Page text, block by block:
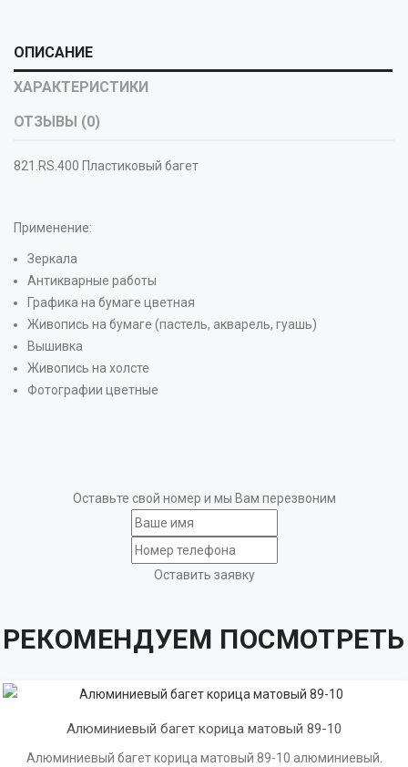
ОПИСАНИЕ
ХАРАКТЕРИСТИКИ
ОТЗЫВЫ (0)
821.RS.400 Пластиковый багет
Применение:
Зеркала
Антикварные работы
Графика на бумаге цветная
Живопись на бумаге (пастель, акварель, гуашь)
Вышивка
Живопись на холсте
Фотографии цветные
Оставьте свой номер и мы Вам перезвоним
Оставить заявку
РЕКОМЕНДУЕМ ПОСМОТРЕТЬ
Алюминиевый багет корица матовый 89-10
Алюминиевый багет корица матовый 89-10 алюминиевый.